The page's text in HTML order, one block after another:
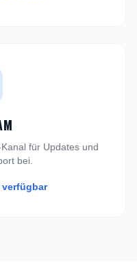
für Updates und
bei.
verfügbar